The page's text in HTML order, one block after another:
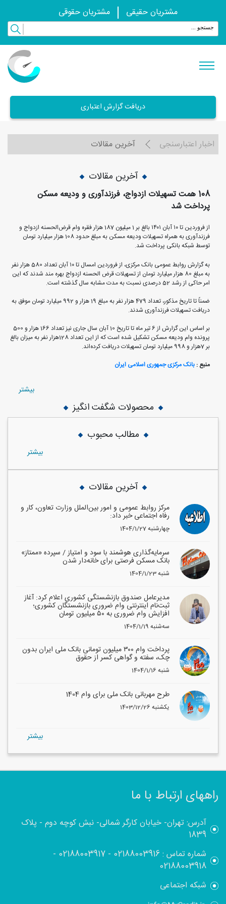
مشتریان حقیقی مشتریان حقوقی
دریافت گزارش اعتباری
اخبار اعتبارسنجی آخرین مقالات
آخرین مقالات
108 همت تسهیلات ازدواج، فرزندآوری و ودیعه مسکن
پرداخت شد
از فروردین تا ۱۰ آبان ۱۴۰۱ بالغ بر 1 میلیون 187 هزار فقره وام قرض‌الحسنه ازدواج و
فرزندآوری به همراه تسهیلات ودیعه مسکن به مبلغ حدود 108 هزار میلیارد تومان
توسط شبکه بانکی پرداخت شد.
به گزارش روابط عمومی بانک مرکزی، از فروردین امسال تا ۱۰ آبان تعداد 580 هزار نفر
به مبلغ 80 هزار میلیارد تومان از تسهیلات قرض الحسنه ازدواج بهره مند شدند که این
امر حاکی از رشد 52 درصدی نسبت به مدت مشابه سال گذشته است.
ضمناً تا تاریخ مذکور، تعداد 479 هزار نفر به مبلغ 19 هزار و 992 میلیارد تومان موفق به
دریافت تسهیلات فرزندآوری شدند.
بر اساس این گزارش از 6 تیر ماه تا تاریخ 10 آبان سال جاری نیز تعداد 166 هزار و 500
پرونده وام ودیعه مسکن تشکیل شده است که از این تعداد 128هزار نفر به میزان بالغ
بر 7هزار و 998 میلیارد تومان تسهیلات دریافت کرده‌اند.
منبع : بانک مرکزی جمهوری اسلامی ایران
بيشتر
محصولات شگفت انگیز
مطالب محبوب
بيشتر
آخرین مقالات
مرکز روابط عمومی و امور بین‌الملل وزارت تعاون، کار و
رفاه اجتماعی خبر داد:
1404/1/27 چهارشنبه
سرمایه‌گذاری هوشمند با سود و امتیاز / سپرده «ممتاز»
بانک مسکن فرصتی برای خانه‌دار شدن
1404/1/23 شنبه
مدیرعامل صندوق بازنشستگی کشوری اعلام کرد: آغاز
ثبت‌نام اینترنتی وام ضروری بازنشستگان کشوری؛
افزایش وام ضروری به ۵۰ میلیون تومان
1404/1/19 سه‌شنبه
پرداخت وام ۳۰۰ میلیون تومانی بانک ملی ایران بدون
چک، سفته و گواهی کسر از حقوق
1404/1/16 شنبه
طرح مهربانی بانک ملی برای وام 1404
1403/12/26 یکشنبه
بيشتر
راههای ارتباط با ما
آدرس: تهران- خیابان کارگر شمالی- نبش کوچه دوم - پلاک
1839
شماره تماس :02188003916
-
02188003917
-
02188003918
شبکه اجتماعی